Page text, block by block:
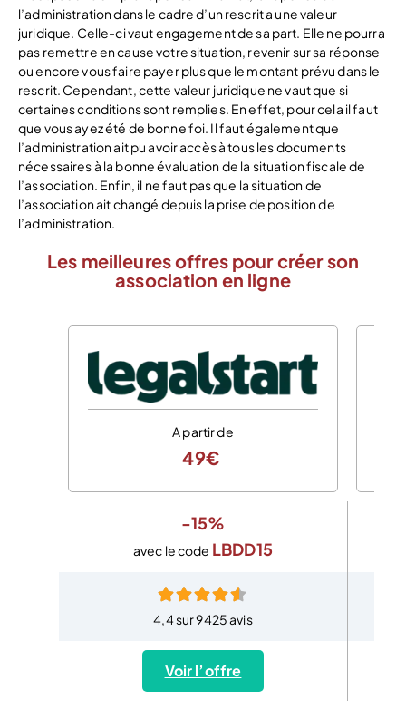
l’administration dans le cadre d’un rescrit a une valeur
juridique. Celle-ci vaut engagement de sa part. Elle ne pourra
pas remettre en cause votre situation, revenir sur sa réponse
ou encore vous faire payer plus que le montant prévu dans le
rescrit. Cependant, cette valeur juridique ne vaut que si
certaines conditions sont remplies. En effet, pour cela il faut
que vous ayez été de bonne foi. Il faut également que
l’administration ait pu avoir accès à tous les documents
nécessaires à la bonne évaluation de la situation fiscale de
l’association. Enfin, il ne faut pas que la situation de
l’association ait changé depuis la prise de position de
l’administration.
Les meilleures offres pour créer son
association en ligne
A partir de
49€
-15%
avec le code LBDD15
4,4 sur 9425 avis
Voir l’offre